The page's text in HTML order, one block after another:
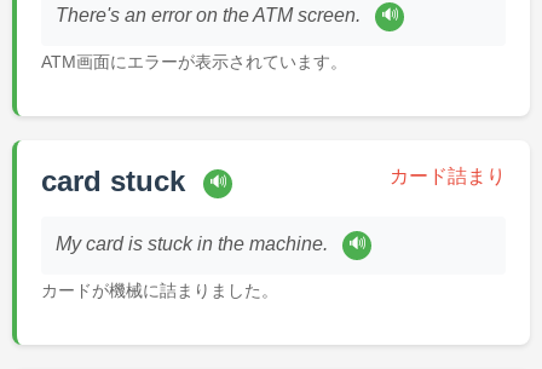
There's an error on the ATM screen. 🔊
ATM画面にエラーが表示されています。
card stuck 🔊 カード詰まり
My card is stuck in the machine. 🔊
カードが機械に詰まりました。